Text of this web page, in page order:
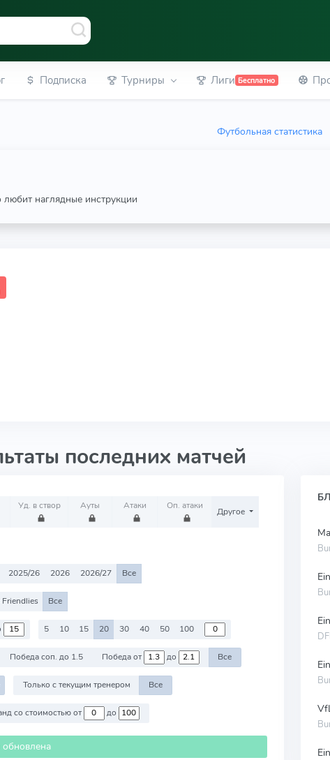
Подписка Турниры Лиги Бесплатно
Футбольная статистика
наглядные инструкции
последних матчей
Уд. в створ Ауты Атаки Оп. атаки
Другое
2025/26 2026 2026/27 Все
Все
5 10 15 20 30 40 50 100
Победа соп. до 1.5 Победа от до Все
Только с текущим тренером Все
Против команд со стоимостью от до
обновлена